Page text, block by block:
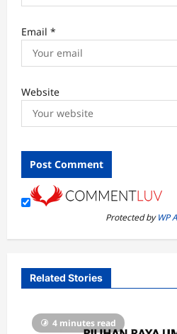
Email *
Website
Protected byWP
Related Stories
4 minutes read